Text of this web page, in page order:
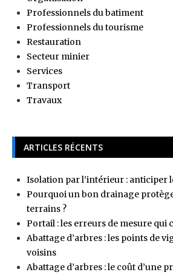
Professionnels du batiment
Professionnels du tourisme
Restauration
Secteur minier
Services
Transport
Travaux
ARTICLES RÉCENTS
Isolation par l’intérieur : anticiper
Pourquoi un bon drainage
terrains ?
Portail : les erreurs de mesure qui
Abattage d’arbres : les points de
voisins
Abattage d’arbres : le coût d’une